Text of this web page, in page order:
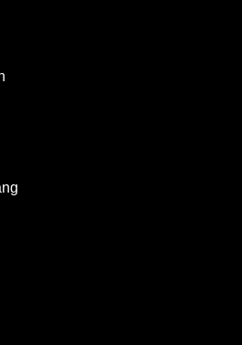
cùng khóa cài chắc chắn
bền bỉ, chính xác
hoạt động dựa trên nguyên lý
trong một viên pin, viên pin
trì ổn định từ 8 đến 10 năm và